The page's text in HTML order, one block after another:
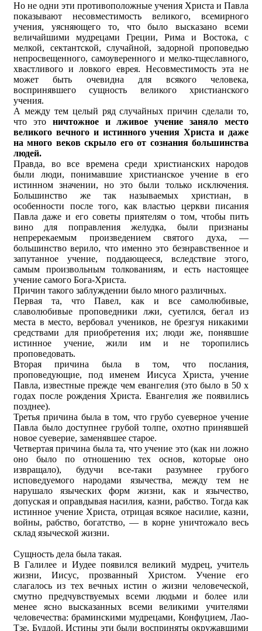
Но не одни эти противоположные учения Христа и Павла
показывают несовместимость великого, всемирного
учения, уясняющего то, что было высказано всеми
величайшими мудрецами Греции, Рима и Востока, с
мелкой, сектантской, случайной, задорной проповедью
непросвещенного, самоуверенного и мелко-тщеславного,
хвастливого и ловкого еврея. Несовместимость эта не
может быть очевидна для всякого человека,
воспринявшего сущность великого христианского
учения.
А между тем целый ряд случайных причин сделали то,
что это ничтожное и лживое учение заняло место
великого вечного и истинного учения Христа и даже
на много веков скрыло его от сознания большинства
людей.
Правда, во все времена среди христианских народов
были люди, понимавшие христианское учение в его
истинном значении, но это были только исключения.
Большинство же так называемых христиан, в
особенности после того, как властью церкви писания
Павла даже и его советы приятелям о том, чтобы пить
вино для поправления желудка, были признаны
непререкаемым произведением святого духа, —
большинство верило, что именно это безнравственное и
запутанное учение, поддающееся, вследствие этого,
самым произвольным толкованиям, и есть настоящее
учение самого Бога-Христа.
Причин такого заблуждении было много различных.
Первая та, что Павел, как и все самолюбивые,
славолюбивые проповедники лжи, суетился, бегал из
места в место, вербовал учеников, не брезгуя никакими
средствами для приобретения их; люди же, понявшие
истинное учение, жили им и не торопились
проповедовать.
Вторая причина была в том, что послания,
проповедующие, под именем Иисуса Христа, учение
Павла, известные прежде чем евангелия (это было в 50 х
годах после рождения Христа. Евангелия же появились
позднее).
Третья причина была в том, что грубо суеверное учение
Павла было доступнее грубой толпе, охотно принявшей
новое суеверие, заменявшее старое.
Четвертая причина была та, что учение это (как ни ложно
оно было по отношению тех основ, которые оно
извращало), будучи все-таки разумнее грубого
исповедуемого народами язычества, между тем не
нарушало языческих форм жизни, как и язычество,
допуская и оправдывая насилия, казни, рабство. Тогда как
истинное учение Христа, отрицая всякое насилие, казни,
войны, рабство, богатство, — в корне уничтожало весь
склад языческой жизни.
Сущность дела была такая.
В Галилее и Иудее появился великий мудрец, учитель
жизни, Иисус, прозванный Христом. Учение его
слагалось из тех вечных истин о жизни человеческой,
смутно предчувствуемых всеми людьми и более или
менее ясно высказанных всеми великими учителями
человечества: браминскими мудрецами, Конфуцием, Лао-
Тзе, Буддой. Истины эти были восприняты окружавшими